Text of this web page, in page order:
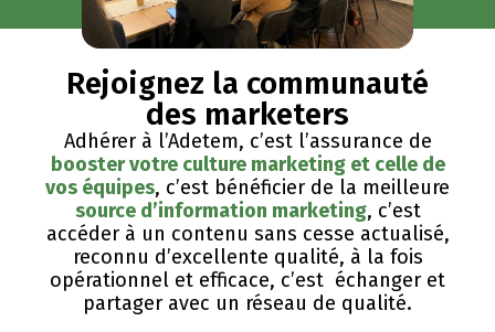
Rejoignez la communauté
des marketers
Adhérer à l’Adetem, c’est l’assurance de
booster votre culture marketing et celle de
vos équipes, c’est bénéficier de la meilleure
source d’information marketing, c’est
accéder à un contenu sans cesse actualisé,
reconnu d’excellente qualité, ​à la fois
opérationnel et efficace, c’est échanger et
partager avec un réseau de qualité.